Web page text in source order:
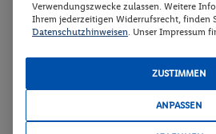
Apartment Trilocale
Veranstalter:Voyage & More
Verwendungszwecke zulassen. Weitere
Ihrem jederzeitigen Widerrufsrecht, finden
Datenschutzhinweisen. Unser Impressum
ZUSTIMMEN
ANPASSEN